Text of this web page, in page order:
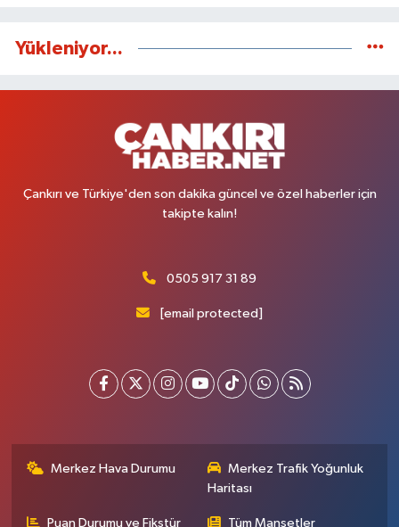
Yükleniyor...
Çankırı ve Türkiye'den son dakika güncel ve özel haberler için
takipte kalın!
0505 917 31 89
[email protected]
Merkez Hava Durumu
Merkez Trafik Yoğunluk
Haritası
Puan Durumu ve Fikstür Tüm Manşetler